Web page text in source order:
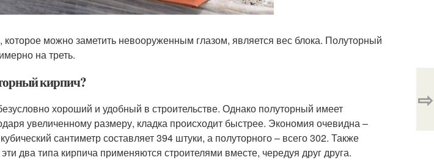
можно заметить невооруженным глазом, является вес блока. Полуторный
на треть.
кирпич?
хороший и удобный в строительстве. Однако полуторный имеет
увеличенному размеру, кладка происходит быстрее. Экономия очевидна –
сантиметр составляет 394 штуки, а полуторного – всего 302. Также
два типа кирпича применяются строителями вместе, чередуя друг друга.
⇨